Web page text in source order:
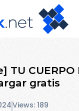
TU CUERPO
gratis
Views: 189